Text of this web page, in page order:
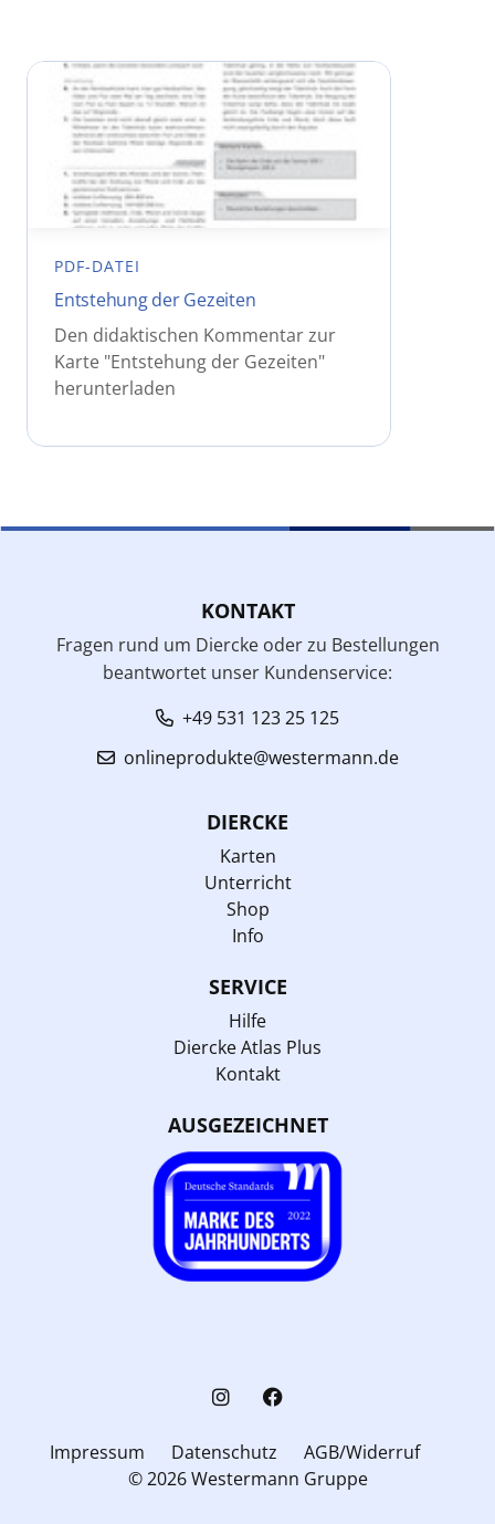
PDF-DATEI
Entstehung der Gezeiten
Den didaktischen Kommentar zur
Karte "Entstehung der Gezeiten"
herunterladen
KONTAKT
Fragen rund um Diercke oder zu Bestellungen
beantwortet unser Kundenservice:
+49 531 123 25 125
onlineprodukte@westermann.de
DIERCKE
Karten
Unterricht
Shop
Info
SERVICE
Hilfe
Diercke Atlas Plus
Kontakt
AUSGEZEICHNET
Impressum Datenschutz
AGB/Widerruf
© 2026 Westermann Gruppe